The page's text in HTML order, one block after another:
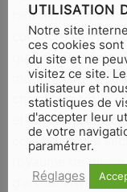
tant aimée—, est
consacré sa vie
qu’il n’a cessé
montagnard
choisi très tôt la
et la garrigue
comme son île
royaume de
d’art de vivre. Un
UTILISATION
Notre site
ces cookies
du site et ne
visitez ce site.
utilisateur et
statistiques de
d'accepter leur
de votre
paramétrer.
Réglages